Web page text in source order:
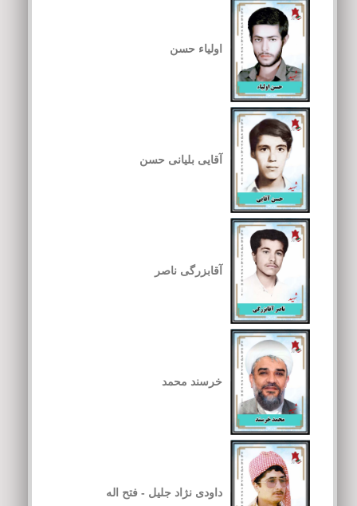
اولیاء حسن
آقایی بلیانی حسن
آقابزرگی ناصر
خرسند محمد
داودی نژاد جلیل - فتح اله